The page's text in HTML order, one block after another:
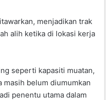
menjadikan trak
alih ketika di lokasi kerja
seperti kapasiti muatan,
masih belum diumumkan
penentu utama dalam